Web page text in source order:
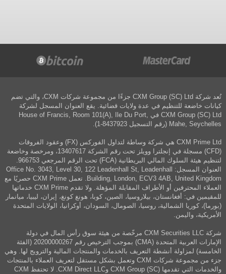
تُعد شركة CXM Group (SC) Ltd جزءًا من مجموعة شركات CXM، والتي تضم
كيانات خاضعة للتنظيم في عدة ولايات قضائية. يقع العنوان المسجل لشركة
CXM Group (SC) Ltd في House of Francis, Room 101(A), Ile Du Port,
Mahe, Seychelles (رقم التسجيل 8437923-1).
CXM Prime Ltd هي شركة وساطة لتداول الفوركس (FX) وعقود الفروقات
(CFD) مسجلة في إنجلترا وويلز تحت رقم الشركة 13407617، ومرخصة وخاضعة
لتنظيم هيئة السلوك المالي البريطانية (FCA) تحت الرقم المرجعي 966753.
العنوان المسجل: Office No. 3043, Level 30, 122 Leadenhall St, Leadenhall
Building, London, ECV3 4AB, United Kingdom. تعمل CXM Prime حصريًا مع
العملاء المحترفين أو الأطراف المقابلة المؤهلة. ولا تقدم CXM Prime خدماتها
للمقيمين في: أفغانستان، بيلاروسيا، الصين، كوبا، هونغ كونغ، إيران، ليبيا، ميانمار
(بورما)، كوريا الشمالية، روسيا، الصومال، السودان، أوكرانيا، الولايات المتحدة
الأمريكية، واليمن.
شركة CXM Securities LLC مرخّصة من هيئة سوق رأس المال في دولة
الإمارات العربية المتحدة (CMA) بموجب الترخيص رقم 20200000267 (الفئة
الخامسة) لمزاولة أنشطة التعريف بالخدمات والمنتجات المالية والترويج لها. وهي
جزء من مجموعة شركات CXM وتعمل بشكل مستقل لتعريف العملاء بالمنتجات
والخدمات التي تقدمها CXM Group (SC) وCXM Direct LLC. لا تحتفظ CXM